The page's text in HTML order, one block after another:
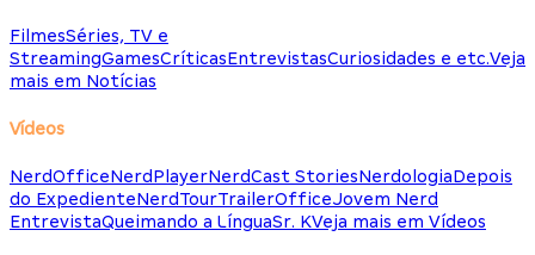
FilmesSéries, TV e
StreamingGamesCríticasEntrevistasCuriosidades e etc.Veja
mais em Notícias
Vídeos
NerdOfficeNerdPlayerNerdCast StoriesNerdologiaDepois
do ExpedienteNerdTourTrailerOfficeJovem Nerd
EntrevistaQueimando a LínguaSr. KVeja mais em Vídeos